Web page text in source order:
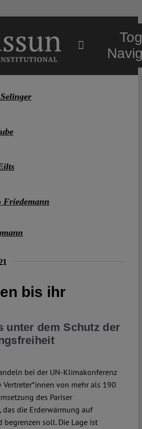
Friedemann
bis ihr
unter dem Schutz der
bei der UN-Klimakonferenz
Vertreter*innen von mehr als 190
des Pariser
das die Erderwärmung auf
begrenzen soll. Die Lage ist